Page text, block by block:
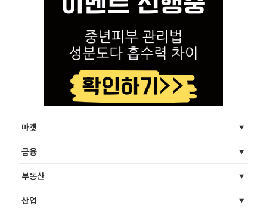
마켓
금융
부동산
산업